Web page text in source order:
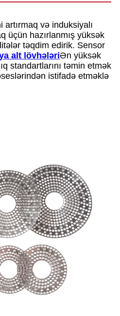
artırmaq və induksiyalı
üçün hazırlanmış yüksək
təqdim edirik. Sensor
alt lövhələriƏn yüksək
standartlarını təmin etmək
istifadə etməklə